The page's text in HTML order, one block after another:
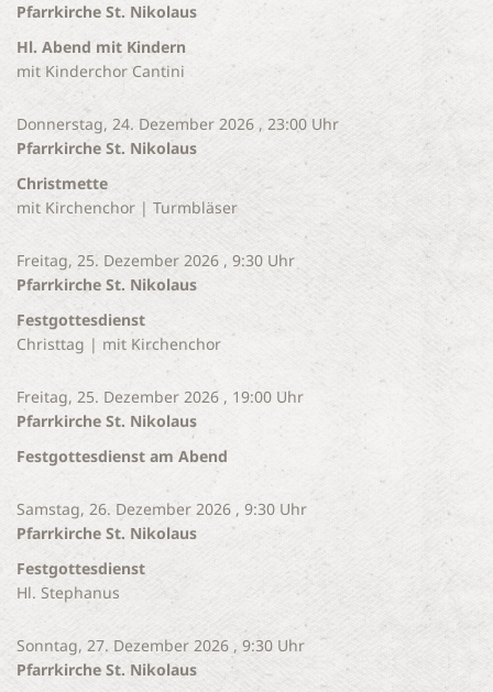
Pfarrkirche St. Nikolaus
Hl. Abend mit Kindern
mit Kinderchor Cantini
Donnerstag, 24. Dezember 2026 , 23:00 Uhr
Pfarrkirche St. Nikolaus
Christmette
mit Kirchenchor | Turmbläser
Freitag, 25. Dezember 2026 , 9:30 Uhr
Pfarrkirche St. Nikolaus
Festgottesdienst
Christtag | mit Kirchenchor
Freitag, 25. Dezember 2026 , 19:00 Uhr
Pfarrkirche St. Nikolaus
Festgottesdienst am Abend
Samstag, 26. Dezember 2026 , 9:30 Uhr
Pfarrkirche St. Nikolaus
Festgottesdienst
Hl. Stephanus
Sonntag, 27. Dezember 2026 , 9:30 Uhr
Pfarrkirche St. Nikolaus